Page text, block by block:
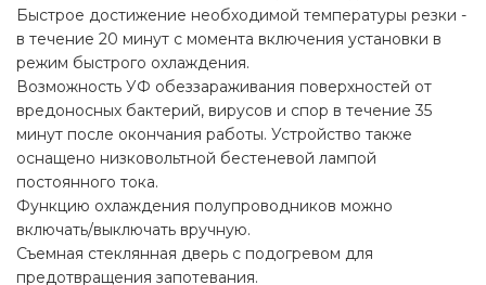
Быстрое достижение необходимой температуры резки -
в течение 20 минут с момента включения установки в
режим быстрого охлаждения.
Возможность УФ обеззараживания поверхностей от
вредоносных бактерий, вирусов и спор в течение 35
минут после окончания работы. Устройство также
оснащено низковольтной бестеневой лампой
постоянного тока.
Функцию охлаждения полупроводников можно
включать/выключать вручную.
Съемная стеклянная дверь с подогревом для
предотвращения запотевания.